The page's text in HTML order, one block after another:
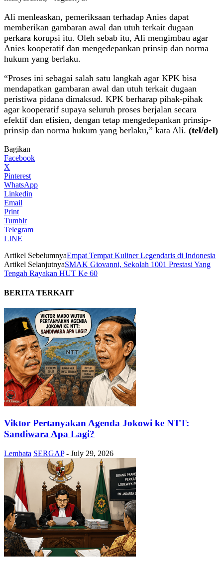
Ali menleaskan, pemeriksaan terhadap Anies dapat
memberikan gambaran awal dan utuh terkait dugaan
perkara korupsi itu. Oleh sebab itu, Ali mengimbau agar
Anies kooperatif dan mengedepankan prinsip dan norma
hukum yang berlaku.
“Proses ini sebagai salah satu langkah agar KPK bisa
mendapatkan gambaran awal dan utuh terkait dugaan
peristiwa pidana dimaksud. KPK berharap pihak-pihak
agar kooperatif supaya seluruh proses berjalan secara
efektif dan efisien, dengan tetap mengedepankan prinsip-
prinsip dan norma hukum yang berlaku,” kata Ali. (tel/del)
Bagikan
Facebook
X
Pinterest
WhatsApp
Linkedin
Email
Print
Tumblr
Telegram
LINE
Artikel SebelumnyaEmpat Tempat Kuliner Legendaris di Indonesia
Artikel SelanjutnyaSMAK Giovanni, Sekolah 1001 Prestasi Yang
Tengah Rayakan HUT Ke 60
BERITA TERKAIT
Viktor Pertanyakan Agenda Jokowi ke NTT:
Sandiwara Apa Lagi?
Lembata SERGAP - July 29, 2026